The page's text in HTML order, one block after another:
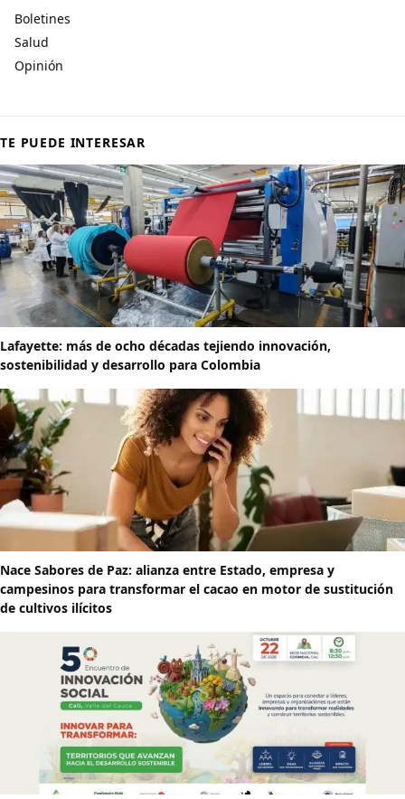
Boletines
Salud
Opinión
TE PUEDE INTERESAR
Lafayette: más de ocho décadas tejiendo innovación,
sostenibilidad y desarrollo para Colombia
Nace Sabores de Paz: alianza entre Estado, empresa y
campesinos para transformar el cacao en motor de sustitución
de cultivos ilícitos